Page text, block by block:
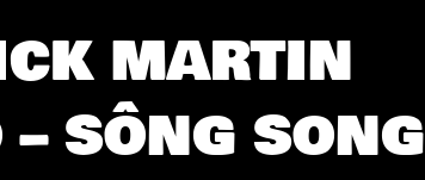
MARTIN
SÔNG SONG